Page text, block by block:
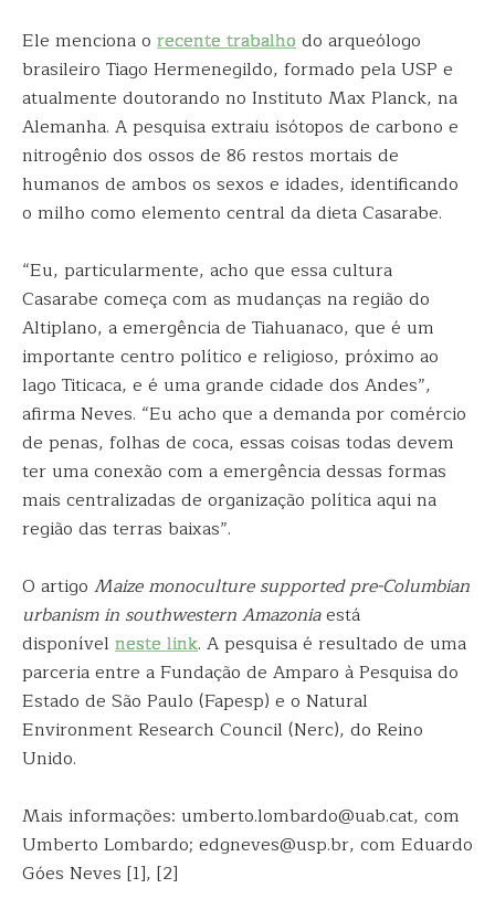
Ele menciona o recente trabalhodo arqueólogo
brasileiro Tiago Hermenegildo, formado pela USP e
atualmente doutorando no Instituto Max Planck, na
Alemanha. A pesquisa extraiu isótopos de carbono e
nitrogênio dos ossos de 86 restos mortais de
humanos de ambos os sexos e idades, identificando
o milho como elemento central da dieta Casarabe.
“Eu, particularmente, acho que essa cultura
Casarabe começa com as mudanças na região do
Altiplano, a emergência de Tiahuanaco, que é um
importante centro político e religioso, próximo ao
lago Titicaca, e é uma grande cidade dos Andes”,
afirma Neves. “Eu acho que a demanda por comércio
de penas, folhas de coca, essas coisas todas devem
ter uma conexão com a emergência dessas formas
mais centralizadas de organização política aqui na
região das terras baixas”.
O artigo Maize monoculture supported pre-Columbian
urbanism in southwestern Amazoniaestá
disponível neste link. A pesquisa é resultado de uma
parceria entre a Fundação de Amparo à Pesquisa do
Estado de São Paulo (Fapesp) e o Natural
Environment Research Council (Nerc), do Reino
Unido.
Mais informações: umberto.lombardo@uab.cat, com
Umberto Lombardo; edgneves@usp.br, com Eduardo
Góes Neves [1], [2]